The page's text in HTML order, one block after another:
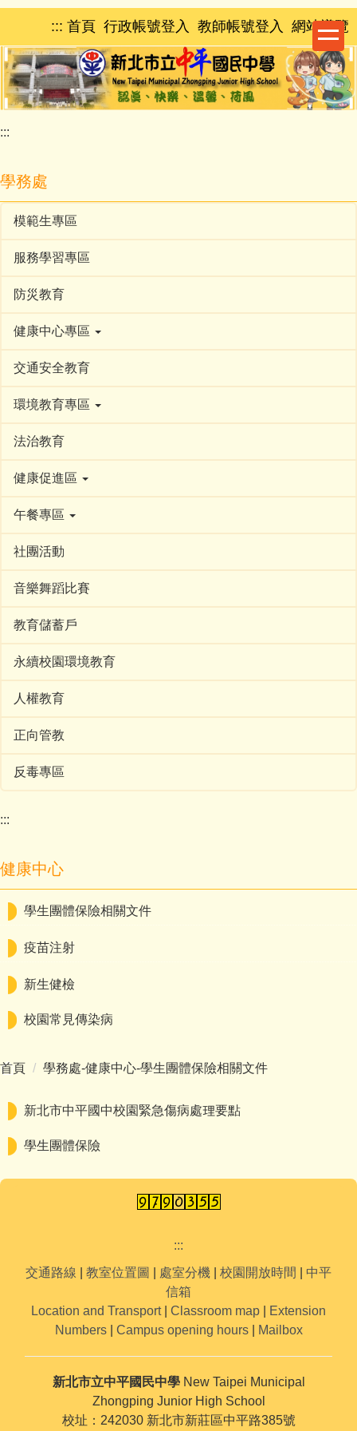
跳
主
要
內
容
區
::: 首頁 行政帳號登入 教師帳號登入 網站導覽
:::
學務處
模範生專區
服務學習專區
防災教育
健康中心專區
交通安全教育
環境教育專區
法治教育
健康促進區
午餐專區
社團活動
音樂舞蹈比賽
教育儲蓄戶
永續校園環境教育
人權教育
正向管教
反毒專區
:::
健康中心
學生團體保險相關文件
疫苗注射
新生健檢
校園常見傳染病
首頁 學務處-健康中心-學生團體保險相關文件
新北市中平國中校園緊急傷病處理要點
學生團體保險
:::
交通路線
教室位置圖 處室分機 校園開放時間
中平
信箱
Location and Transport| Classroom map
Extension
Numbers| Campus opening hours| Mailbox
新北市立中平國民中學 New Taipei Municipal
Zhongping Junior High School
校址：242030 新北市新莊區中平路385號